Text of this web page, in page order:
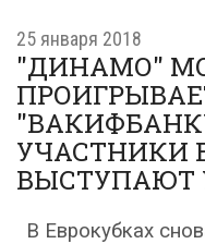
25 января 2018
"ДИНАМО"
УЧАСТНИКИ
ВЫСТУПАЮТ
В Еврокубках